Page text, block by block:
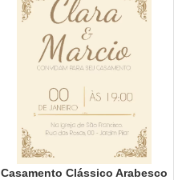
Casamento Clássico Arabesco